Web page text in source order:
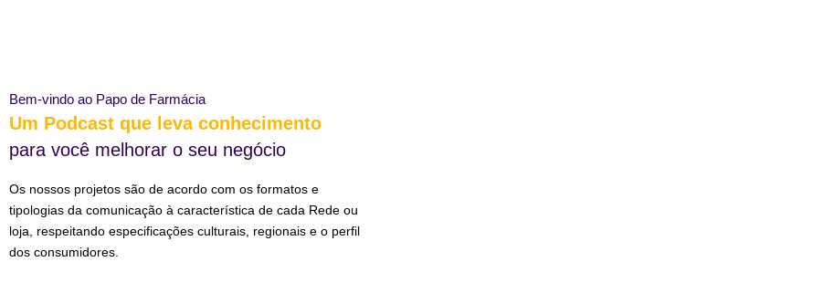
Bem-vindo ao Papo de Farmácia
Um Podcast que leva conhecimento
para você melhorar o seu negócio
Os nossos projetos são de acordo com os formatos e
tipologias da comunicação à característica de cada Rede ou
loja, respeitando especificações culturais, regionais e o perfil
dos consumidores.